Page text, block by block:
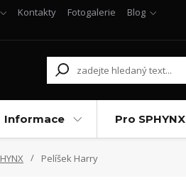
Kontakty Fotogalerie Blog
Informace Pro SPHYNX
Pelíšek Harry